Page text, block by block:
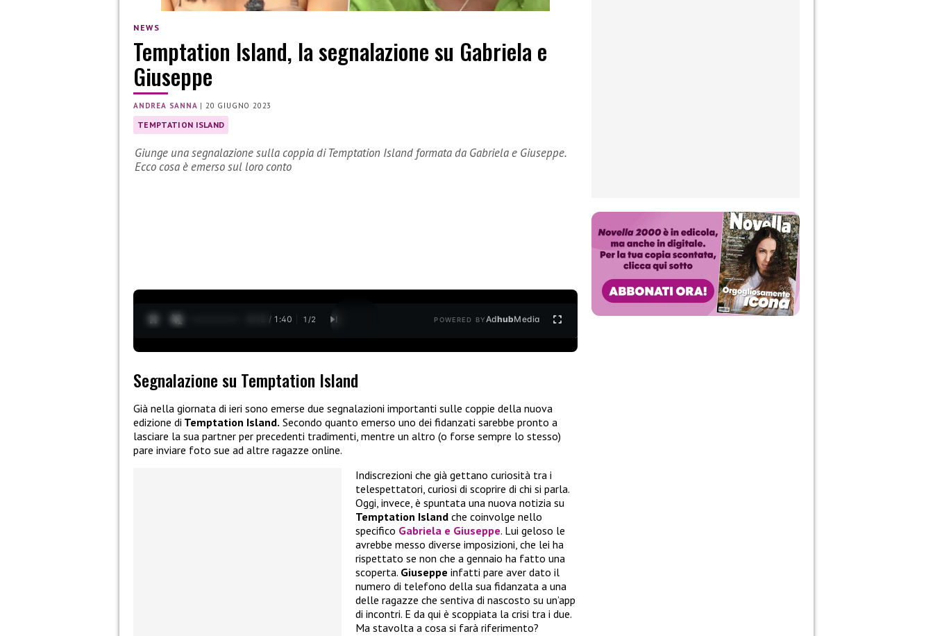
NEWS
Temptation Island, la segnalazione su Gabriela e
Giuseppe
ANDREA SANNA |20 GIUGNO 2023
TEMPTATION ISLAND
Giunge una segnalazione sulla coppia di Temptation Island formata da Gabriela e Giuseppe.
Ecco cosa è emerso sul loro conto
0:13 / 1:40 1 /2 POWERED BYAdhubMedia
Segnalazione su Temptation Island
Già nella giornata di ieri sono emerse due segnalazioni importanti sulle coppie della nuova
edizione di Temptation Island. Secondo quanto emerso uno dei fidanzati sarebbe pronto a
lasciare la sua partner per precedenti tradimenti, mentre un altro (o forse sempre lo stesso)
pare inviare foto sue ad altre ragazze online.
Indiscrezioni che già gettano curiosità tra i
telespettatori, curiosi di scoprire di chi si parla.
Oggi, invece, è spuntata una nuova notizia su
Temptation Island che coinvolge nello
specifico Gabriela e Giuseppe. Lui geloso le
avrebbe messo diverse imposizioni, che lei ha
rispettato se non che a gennaio ha fatto una
scoperta. Giuseppe infatti pare aver dato il
numero di telefono della sua fidanzata a una
delle ragazze che sentiva di nascosto su un’app
di incontri. E da qui è scoppiata la crisi tra i due.
Ma stavolta a cosa si farà riferimento?